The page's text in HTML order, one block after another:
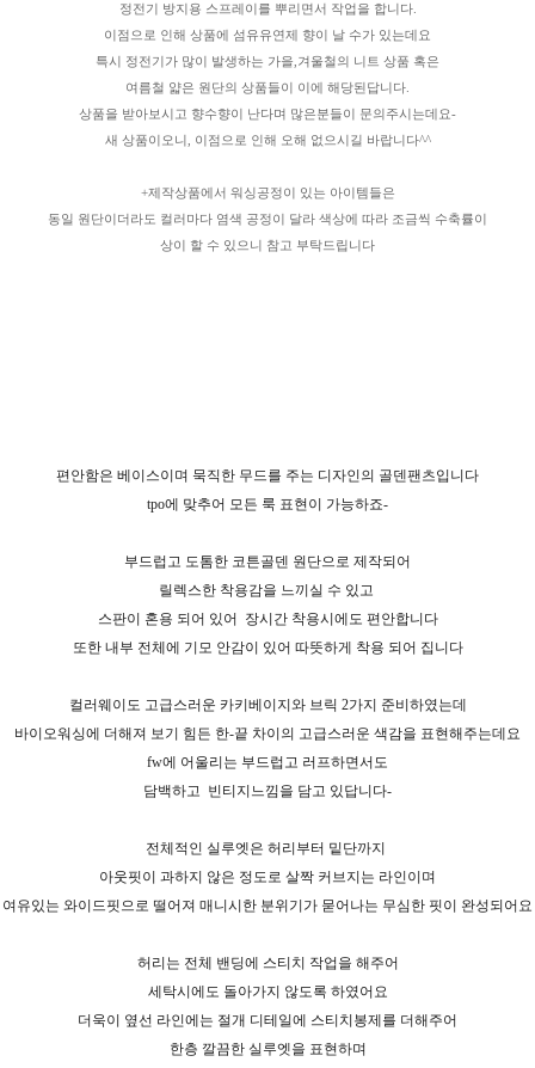
정전기 방지용 스프레이를 뿌리면서 작업을 합니다.
이점으로 인해 상품에 섬유유연제 향이 날 수가 있는데요
특시 정전기가 많이 발생하는 가을,겨울철의 니트 상품 혹은
여름철 얇은 원단의 상품들이 이에 해당된답니다.
상품을 받아보시고 향수향이 난다며 많은분들이 문의주시는데요-
새 상품이오니, 이점으로 인해 오해 없으시길 바랍니다^^
+제작상품에서 워싱공정이 있는 아이템들은
동일 원단이더라도 컬러마다 염색 공정이 달라 색상에 따라 조금씩 수축률이
상이 할 수 있으니 참고 부탁드립니다
편안함은 베이스이며 묵직한 무드를 주는 디자인의 골덴팬츠입니다
tpo에 맞추어 모든 룩 표현이 가능하죠-
부드럽고 도톰한 코튼골덴 원단으로 제작되어
릴렉스한 착용감을 느끼실 수 있고
스판이 혼용 되어 있어
장시간 착용시에도 편안합니다
또한 내부 전체에 기모 안감이 있어 따뜻하게 착용 되어 집니다
컬러웨이도 고급스러운 카키베이지와 브릭 2가지 준비하였는데
바이오워싱에 더해져 보기 힘든 한-끝 차이의 고급스러운 색감을 표현해주는데요
fw에 어울리는 부드럽고 러프하면서도
담백하고 빈티지느낌을 담고 있답니다-
전체적인 실루엣은 허리부터 밑단까지
아웃핏이 과하지 않은 정도로 살짝 커브지는 라인이며
여유있는 와이드핏으로 떨어져 매니시한 분위기가 묻어나는 무심한 핏이 완성되어요
허리는 전체 밴딩에 스티치 작업을 해주어
세탁시에도 돌아가지 않도록 하였어요
더욱이 옆선 라인에는 절개 디테일에 스티치봉제를 더해주어
한층 깔끔한 실루엣을 표현하며